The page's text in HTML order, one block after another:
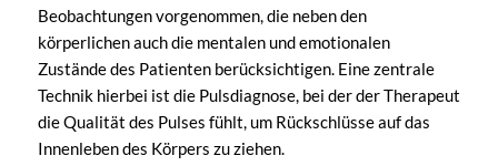
Beobachtungen vorgenommen, die neben den
körperlichen auch die mentalen und emotionalen
Zustände des Patienten berücksichtigen. Eine zentrale
Technik hierbei ist die Pulsdiagnose, bei der der Therapeut
die Qualität des Pulses fühlt, um Rückschlüsse auf das
Innenleben des Körpers zu ziehen.